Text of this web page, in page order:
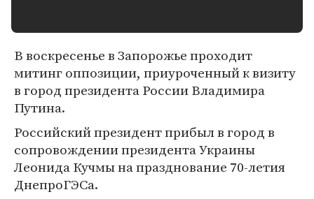
В воскресенье в Запорожье проходит
митинг оппозиции, приуроченный к визиту
в город президента России Владимира
Путина.
Российский президент прибыл в город в
сопровождении президента Украины
Леонида Кучмы на празднование 70-летия
ДнепроГЭСа.